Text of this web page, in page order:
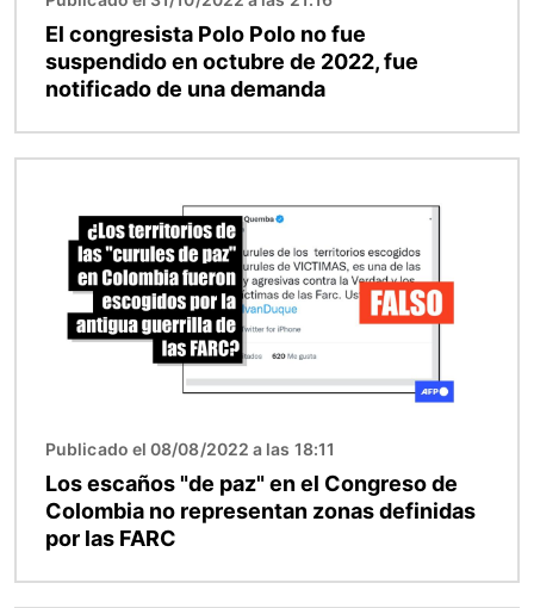
El congresista Polo Polo no fue
suspendido en octubre de 2022, fue
notificado de una demanda
Publicado el 08/08/2022 a las 18:11
Los escaños "de paz" en el Congreso de
Colombia no representan zonas definidas
por las FARC